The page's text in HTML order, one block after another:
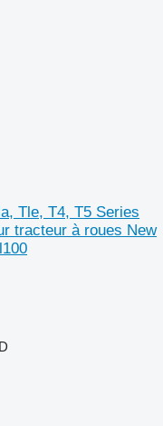
Tle, T4, T5 Series
tracteur à roues New